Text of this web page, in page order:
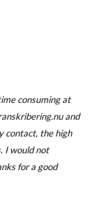
consuming at
and
contact, the high
I would not
for a good